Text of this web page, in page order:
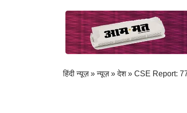
हिंदी न्यूज़»न्यूज़»देश» CSE Report: 77